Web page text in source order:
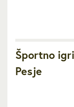
Športno
Pesje